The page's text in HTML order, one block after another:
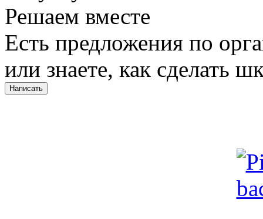
Решаем вместе
Есть предложения по
или знаете, как сделать
Написать